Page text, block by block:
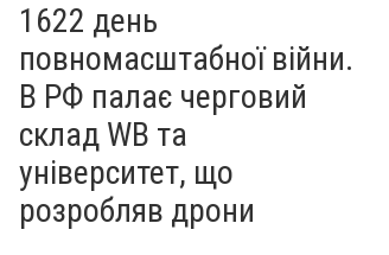
1622 день
повномасштабної війни.
В РФ палає черговий
склад WB та
університет, що
розробляв дрони